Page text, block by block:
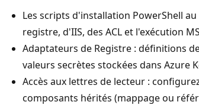
Les scripts d'installation PowerShell
registre, d'IIS, des ACL et l'exécution
Adaptateurs de Registre : définitions
valeurs secrètes stockées dans Azure
Accès aux lettres de lecteur :
composants hérités (mappage ou